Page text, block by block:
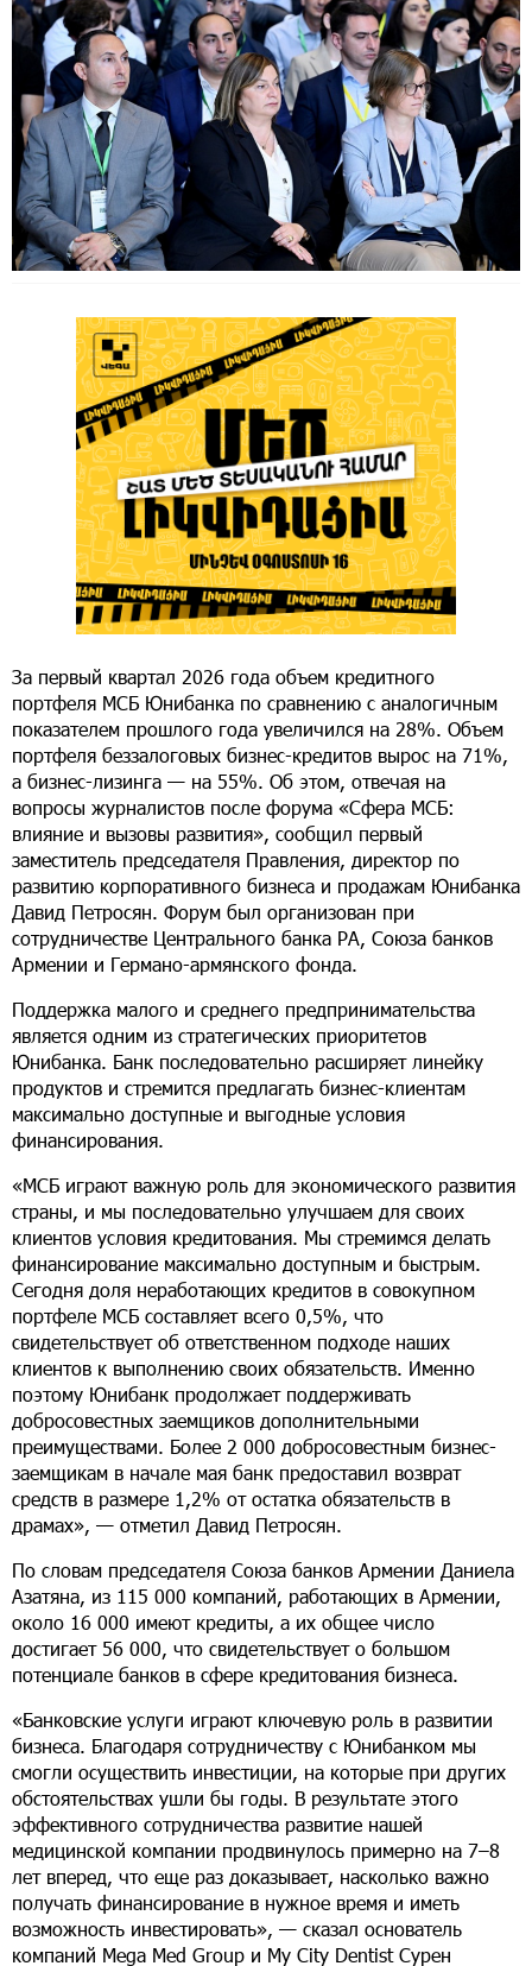
За первый квартал 2026 года объем кредитного
портфеля МСБ Юнибанка по сравнению с аналогичным
показателем прошлого года увеличился на 28%. Объем
портфеля беззалоговых бизнес-кредитов вырос на 71%,
а бизнес-лизинга — на 55%. Об этом, отвечая на
вопросы журналистов после форума «Сфера МСБ:
влияние и вызовы развития», сообщил первый
заместитель председателя Правления, директор по
развитию корпоративного бизнеса и продажам Юнибанка
Давид Петросян. Форум был организован при
сотрудничестве Центрального банка РА, Союза банков
Армении и Германо-армянского фонда.
Поддержка малого и среднего предпринимательства
является одним из стратегических приоритетов
Юнибанка. Банк последовательно расширяет линейку
продуктов и стремится предлагать бизнес-клиентам
максимально доступные и выгодные условия
финансирования.
«МСБ играют важную роль для экономического развития
страны, и мы последовательно улучшаем для своих
клиентов условия кредитования. Мы стремимся делать
финансирование максимально доступным и быстрым.
Сегодня доля неработающих кредитов в совокупном
портфеле МСБ составляет всего 0,5%, что
свидетельствует об ответственном подходе наших
клиентов к выполнению своих обязательств. Именно
поэтому Юнибанк продолжает поддерживать
добросовестных заемщиков дополнительными
преимуществами. Более 2 000 добросовестным бизнес-
заемщикам в начале мая банк предоставил возврат
средств в размере 1,2% от остатка обязательств в
драмах», — отметил Давид Петросян.
По словам председателя Союза банков Армении Даниела
Азатяна, из 115 000 компаний, работающих в Армении,
около 16 000 имеют кредиты, а их общее число
достигает 56 000, что свидетельствует о большом
потенциале банков в сфере кредитования бизнеса.
«Банковские услуги играют ключевую роль в развитии
бизнеса. Благодаря сотрудничеству с Юнибанком мы
смогли осуществить инвестиции, на которые при других
обстоятельствах ушли бы годы. В результате этого
эффективного сотрудничества развитие нашей
медицинской компании продвинулось примерно на 7–8
лет вперед, что еще раз доказывает, насколько важно
получать финансирование в нужное время и иметь
возможность инвестировать», — сказал основатель
компаний Mega Med Group и My City Dentist Сурен